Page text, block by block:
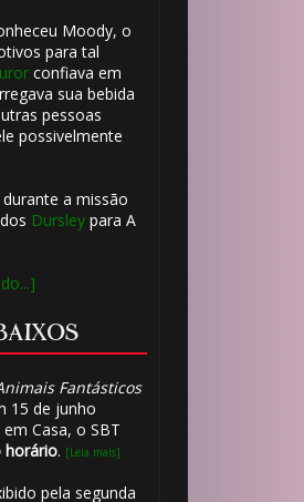
Moody, o
para tal
confiava em
sua bebida
pessoas
possivelmente
a missão
Dursleypara A
Fantásticos
15 de junho
Casa, o SBT
horário. [Leia mais]
pela segunda
1️⃣ 8️⃣